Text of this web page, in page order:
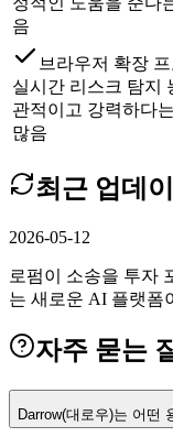
음
브라우저 확장
실시간 리스크 탐지
관적이고 강력하다
많음
최근 업데
2026-05-12
로펌이 소송을 투자
는 새로운 AI 플랫폼
자주 묻는
Darrow(대로우)는 어떤